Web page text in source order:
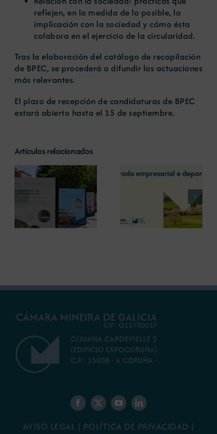
reflejen, en la medida de lo posible, la
implicación con la sociedad y cómo ésta
colabora en el ejercicio de la circularidad.
Tras la elaboración del catálogo de recopilación
de BPEC, se procederá a difundir las actuaciones
más relevantes.
El plazo de recepción de candidaturas de BPEC
estará abierto hasta el 15 de septiembre.
Artículos relacionados
La COMG reúne a
dos líderes
empresarias con
motivo de su
Centenario para
debatir sobre el
La OIPE y el
CRETUS
presentan las
últimas
innovaciones en
restauración
AVISO LEGAL | POLÍTICA DE PRIVACIDAD |